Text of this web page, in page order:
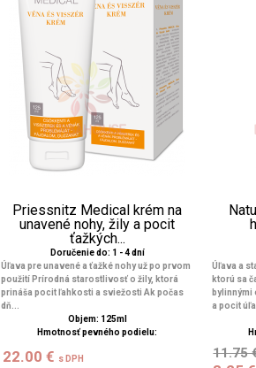
Priessnitz Medical krém na
unavené nohy, žily a pocit
ťažkých...
Doručenie do: 1 - 4 dní
Úľava pre unavené a ťažké nohy už po prvom
použití Prírodná starostlivosť o žily, ktorá
prináša pocit ľahkosti a sviežosti Ak počas
dň...
Objem: 125ml
Hmotnosť pevného podielu:
22.00 € s DPH
Úľava a
ktorú sa
bylinnými
a pocit
11.75